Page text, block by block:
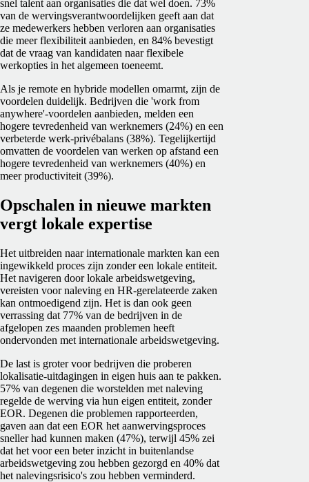
snel talent aan organisaties die dat wel doen. 73%
van de wervingsverantwoordelijken geeft aan dat
ze medewerkers hebben verloren aan organisaties
die meer flexibiliteit aanbieden, en 84% bevestigt
dat de vraag van kandidaten naar flexibele
werkopties in het algemeen toeneemt.
Als je remote en hybride modellen omarmt, zijn de
voordelen duidelijk. Bedrijven die 'work from
anywhere'-voordelen aanbieden, melden een
hogere tevredenheid van werknemers (24%) en een
verbeterde werk-privébalans (38%). Tegelijkertijd
omvatten de voordelen van werken op afstand een
hogere tevredenheid van werknemers (40%) en
meer productiviteit (39%).
Opschalen in nieuwe markten
vergt lokale expertise
Het uitbreiden naar internationale markten kan een
ingewikkeld proces zijn zonder een lokale entiteit.
Het navigeren door lokale arbeidswetgeving,
vereisten voor naleving en HR-gerelateerde zaken
kan ontmoedigend zijn. Het is dan ook geen
verrassing dat 77% van de bedrijven in de
afgelopen zes maanden problemen heeft
ondervonden met internationale arbeidswetgeving.
De last is groter voor bedrijven die proberen
lokalisatie-uitdagingen in eigen huis aan te pakken.
57% van degenen die worstelden met naleving
regelde de werving via hun eigen entiteit, zonder
EOR. Degenen die problemen rapporteerden,
gaven aan dat een EOR het aanwervingsproces
sneller had kunnen maken (47%), terwijl 45% zei
dat het voor een beter inzicht in buitenlandse
arbeidswetgeving zou hebben gezorgd en 40% dat
het nalevingsrisico's zou hebben verminderd.